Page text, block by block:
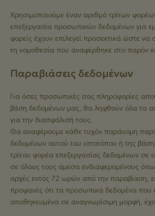
Χρησιμοποιούμε έναν αριθμό τρίτων
επεξεργασία προσωπικών δεδομένων για
φορείς έχουν επιλεγεί προσεκτικά ώστε
τη νομοθεσία που αναφέρθηκε στο παρόν
Παραβιάσεις δεδομένων
Για όσες προσωπικές σας πληροφορίες
βάση δεδομένων μας, θα ληφθούν όλα τα
για την διασφάλισή τους.
Θα αναφέρουμε κάθε τυχόν παράνομη
δεδομένων αυτού του ιστοτόπου ή της
τρίτου φορέα επεξεργασίας δεδομένων σε
σε όλους τους άμεσα ενδιαφερομένους
αρχές εντός 72 ωρών από την παραβίαση,
προφανές ότι τα προσωπικά δεδομένα που
αποθηκευμένα σε αναγνωρίσιμη μορφή,